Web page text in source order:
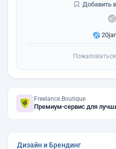
Добавить
Freelance.Boutique
Премиум-сервис для
Дизайн и Брендинг